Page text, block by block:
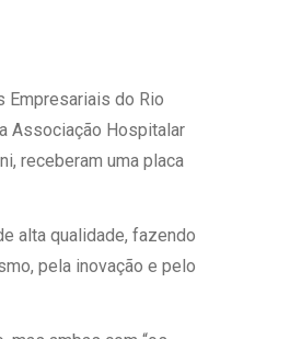
Cabine Telemedicina
Empresariais do Rio
Associação Hospitalar
receberam uma placa
alta qualidade, fazendo
pela inovação e pelo